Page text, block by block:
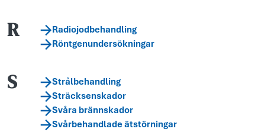
R
Radiojodbehandling
Röntgenundersökningar
S
Strålbehandling
Sträcksenskador
Svåra brännskador
Svårbehandlade ätstörningar